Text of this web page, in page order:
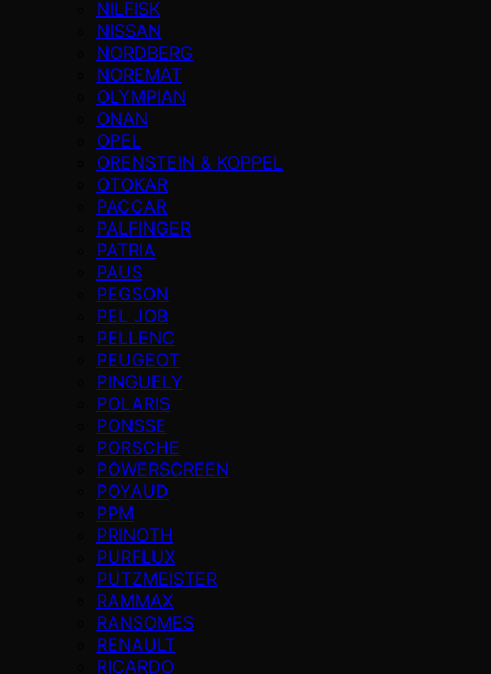
NILFISK
NISSAN
NORDBERG
NOREMAT
OLYMPIAN
ONAN
OPEL
ORENSTEIN & KOPPEL
OTOKAR
PACCAR
PALFINGER
PATRIA
PAUS
PEGSON
PEL JOB
PELLENC
PEUGEOT
PINGUELY
POLARIS
PONSSE
PORSCHE
POWERSCREEN
POYAUD
PPM
PRINOTH
PURFLUX
PUTZMEISTER
RAMMAX
RANSOMES
RENAULT
RICARDO